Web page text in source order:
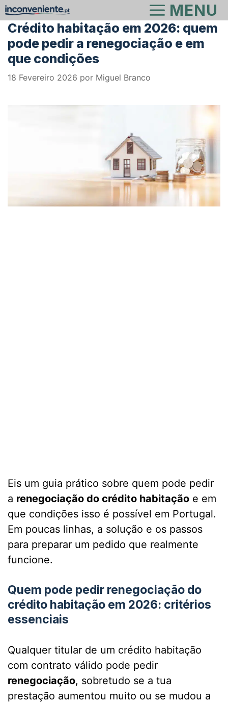
Saltar
para
conteúdo
MENU
Crédito habitação em 2026: quem
pode pedir a renegociação e em
que condições
18 Fevereiro 2026 por Miguel Branco
Eis um guia prático sobre quem pode pedir
a renegociação do crédito habitação e em
que condições isso é possível em Portugal.
Em poucas linhas, a solução e os passos
para preparar um pedido que realmente
funcione.
Quem pode pedir renegociação do
crédito habitação em 2026: critérios
essenciais
Qualquer titular de um crédito habitação
com contrato válido pode pedir
renegociação, sobretudo se a tua
prestação aumentou muito ou se mudou a